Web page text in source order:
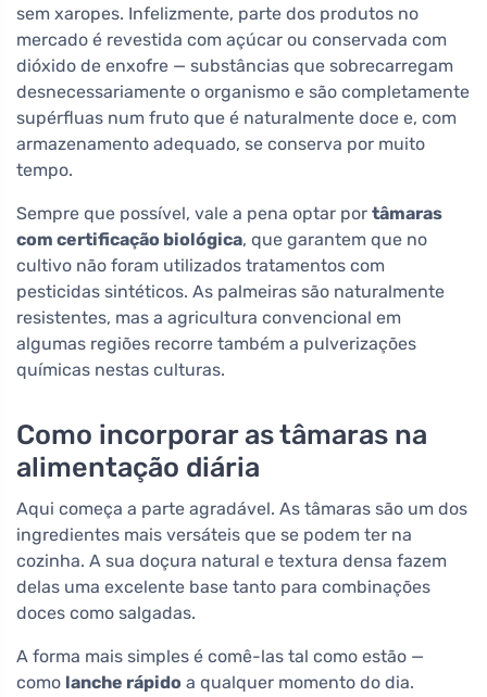
sem xaropes. Infelizmente, parte dos produtos no
mercado é revestida com açúcar ou conservada com
dióxido de enxofre — substâncias que sobrecarregam
desnecessariamente o organismo e são completamente
supérfluas num fruto que é naturalmente doce e, com
armazenamento adequado, se conserva por muito
tempo.
Sempre que possível, vale a pena optar por tâmaras
com certificação biológica, que garantem que no
cultivo não foram utilizados tratamentos com
pesticidas sintéticos. As palmeiras são naturalmente
resistentes, mas a agricultura convencional em
algumas regiões recorre também a pulverizações
químicas nestas culturas.
Como incorporar as tâmaras na
alimentação diária
Aqui começa a parte agradável. As tâmaras são um dos
ingredientes mais versáteis que se podem ter na
cozinha. A sua doçura natural e textura densa fazem
delas uma excelente base tanto para combinações
doces como salgadas.
A forma mais simples é comê-las tal como estão —
como lanche rápido a qualquer momento do dia.